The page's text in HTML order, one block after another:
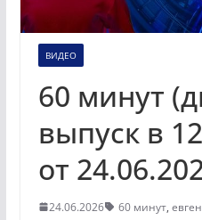
ВИДЕО
60 минут
выпуск в
от
24.06.2026 60 минут,